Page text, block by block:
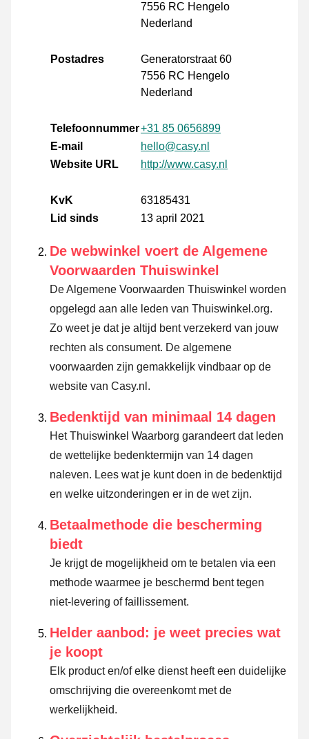
7556 RC Hengelo
Nederland
Postadres
Generatorstraat 60
7556 RC Hengelo
Nederland
Telefoonnummer+31 85 0656899
E-mail
hello@casy.nl
Website URL
http://www.casy.nl
KvK
63185431
Lid sinds
13 april 2021
De webwinkel voert de Algemene
Voorwaarden Thuiswinkel
De Algemene Voorwaarden Thuiswinkel worden
opgelegd aan alle leden van Thuiswinkel.org.
Zo weet je dat je altijd bent verzekerd van jouw
rechten als consument. De algemene
voorwaarden zijn gemakkelijk vindbaar op de
website van Casy.nl.
Bedenktijd van minimaal 14 dagen
Het Thuiswinkel Waarborg garandeert dat leden
de wettelijke bedenktermijn van 14 dagen
naleven. Lees wat je kunt doen in de bedenktijd
en welke uitzonderingen er in de wet zijn.
Betaalmethode die bescherming
biedt
Je krijgt de mogelijkheid om te betalen via een
methode waarmee je beschermd bent tegen
niet-levering of faillissement.
Helder aanbod: je weet precies wat
je koopt
Elk product en/of elke dienst heeft een duidelijke
omschrijving die overeenkomt met de
werkelijkheid.